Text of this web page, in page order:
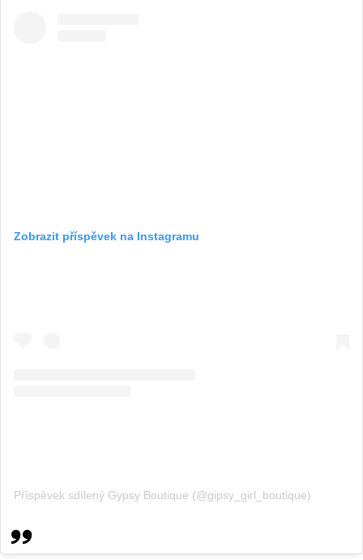
Zobrazit příspěvek na Instagramu
Příspěvek sdílený Gypsy Boutique (@gipsy_girl_boutique)